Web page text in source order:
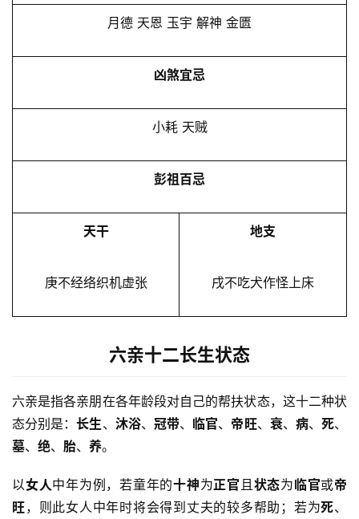
月德 天恩 玉宇 解神 金匮
凶煞宜忌
小耗 天贼
彭祖百忌
天干
庚不经络织机虚张
地支
戌不吃犬作怪上床
六亲十二长生状态
六亲是指各亲朋在各年龄段对自己的帮扶状态，这十二种状
态分别是：长生、 沐浴、 冠带、 临官、 帝旺、 衰、 病、死、
墓、 绝、 胎、 养。
以女人中年为例，若童年的十神为正官且状态为临官或帝
旺，则此女人中年时将会得到丈夫的较多帮助；若为死、